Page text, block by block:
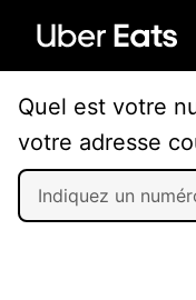
Quel est votre
votre adresse